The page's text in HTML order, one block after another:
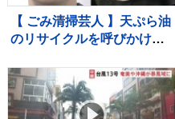
【 ごみ清掃芸人 】天ぷら油
のリサイクルを呼びかけ
袋の地域は油部分のごみが
減るので、節約にも繋がり
ますよ！」【マシンガンズ